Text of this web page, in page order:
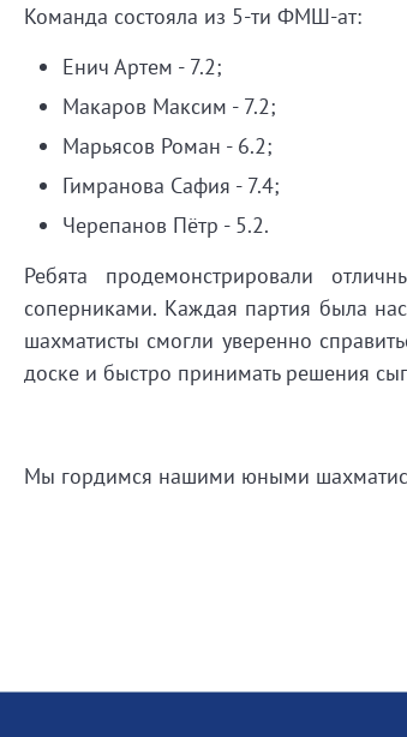
Команда состояла из 5-ти ФМШ-ат:
Енич Артем - 7.2;
Макаров Максим - 7.2;
Марьясов Роман - 6.2;
Гимранова Сафия - 7.4;
Черепанов Пётр - 5.2.
Ребята продемонстрировали
соперниками. Каждая партия была
шахматисты смогли уверенно
доске и быстро принимать решения
Мы гордимся нашими юными